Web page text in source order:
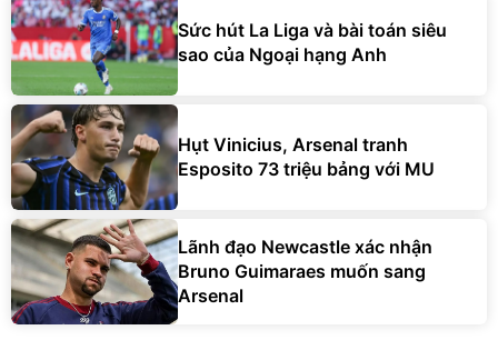
Sức hút La Liga và bài toán siêu
sao của Ngoại hạng Anh
Hụt Vinicius, Arsenal tranh
Esposito 73 triệu bảng với MU
Lãnh đạo Newcastle xác nhận
Bruno Guimaraes muốn sang
Arsenal